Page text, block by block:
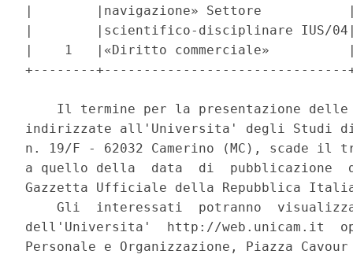
|        |navigazione» Settore
|        |scientifico-disciplinare
|    1   |«Diritto commerciale»
+--------+-------------------------------
Il termine per la presentazione
indirizzate all'Universita' degli Studi di
n. 19/F - 62032 Camerino (MC), scade il
a quello della  data  di  pubblicazione
Gazzetta Ufficiale della Repubblica
Gli  interessati  potranno
dell'Universita'  http://web.unicam.it
Personale e Organizzazione, Piazza